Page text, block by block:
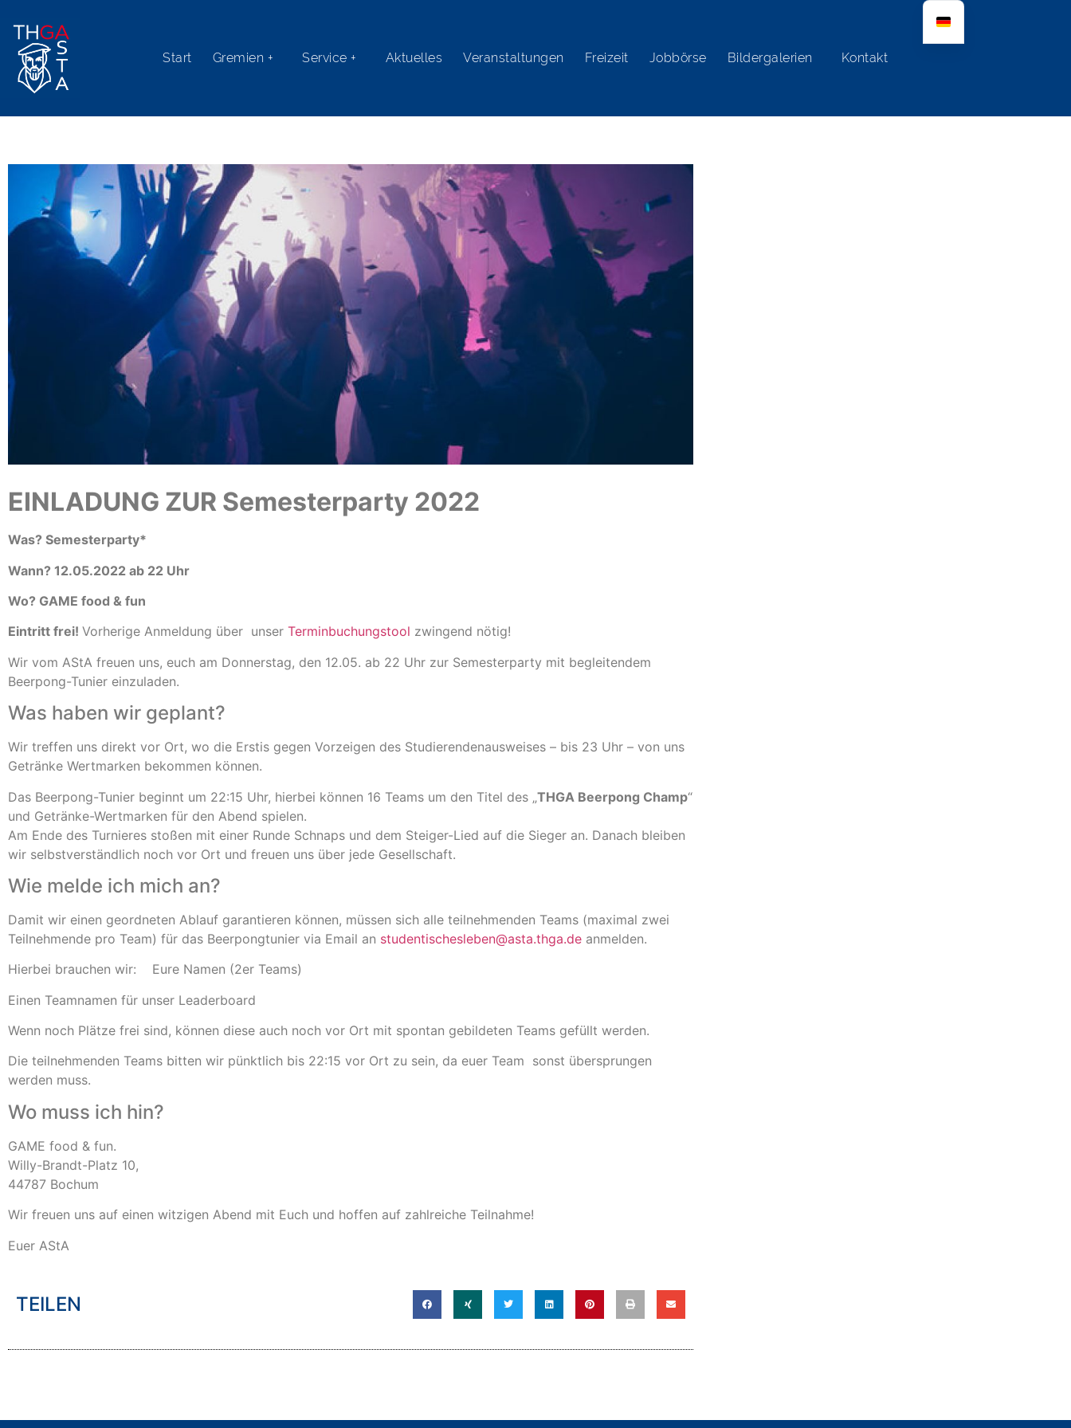
Start Gremien + Service + Aktuelles Veranstaltungen Freizeit Jobbörse Bildergalerien Kontakt
EINLADUNG ZUR Semesterparty 2022
Was? Semesterparty*
Wann? 12.05.2022 ab 22 Uhr
Wo? GAME food & fun
Eintritt frei! Vorherige Anmeldung über unser Terminbuchungstool zwingend nötig!
Wir vom AStA freuen uns, euch am Donnerstag, den 12.05. ab 22 Uhr zur Semesterparty mit begleitendem
Beerpong-Tunier einzuladen.
Was haben wir geplant?
Wir treffen uns direkt vor Ort, wo die Erstis gegen Vorzeigen des Studierendenausweises – bis 23 Uhr – von uns
Getränke Wertmarken bekommen können.
Das Beerpong-Tunier beginnt um 22:15 Uhr, hierbei können 16 Teams um den Titel des „THGA Beerpong Champ“
und Getränke-Wertmarken für den Abend spielen.
Am Ende des Turnieres stoßen mit einer Runde Schnaps und dem Steiger-Lied auf die Sieger an. Danach bleiben
wir selbstverständlich noch vor Ort und freuen uns über jede Gesellschaft.
Wie melde ich mich an?
Damit wir einen geordneten Ablauf garantieren können, müssen sich alle teilnehmenden Teams (maximal zwei
Teilnehmende pro Team) für das Beerpongtunier via Email an studentischesleben@asta.thga.de anmelden.
Hierbei brauchen wir: Eure Namen (2er Teams)
Einen Teamnamen für unser Leaderboard
Wenn noch Plätze frei sind, können diese auch noch vor Ort mit spontan gebildeten Teams gefüllt werden.
Die teilnehmenden Teams bitten wir pünktlich bis 22:15 vor Ort zu sein, da euer Team sonst übersprungen
werden muss.
Wo muss ich hin?
GAME food & fun.
Willy-Brandt-Platz 10,
44787 Bochum
Wir freuen uns auf einen witzigen Abend mit Euch und hoffen auf zahlreiche Teilnahme!
Euer AStA
TEILEN